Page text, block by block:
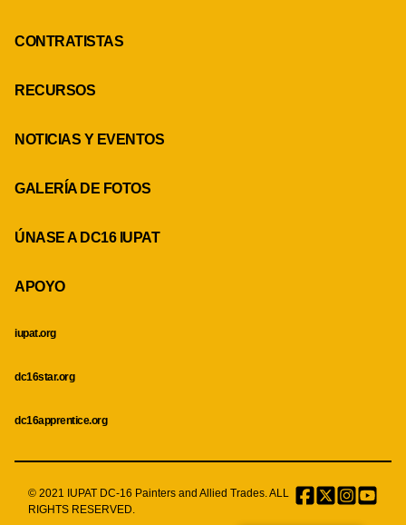
CONTRATISTAS
RECURSOS
NOTICIAS Y EVENTOS
GALERÍA DE FOTOS
ÚNASE A DC16 IUPAT
APOYO
iupat.org
dc16star.org
dc16apprentice.org
© 2021 IUPAT DC-16 Painters and Allied Trades. ALL
RIGHTS RESERVED.
Facebook
TwitterMenu